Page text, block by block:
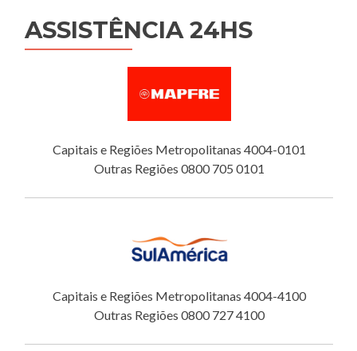
ASSISTÊNCIA 24HS
Capitais e Regiões Metropolitanas 4004-0101
Outras Regiões 0800 705 0101
Capitais e Regiões Metropolitanas 4004-4100
Outras Regiões 0800 727 4100